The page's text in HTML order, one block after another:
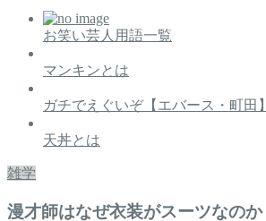
お笑い芸人用語一覧
マンキンとは
ガチでえぐいぞ【エバース・町田】
天丼とは
雑学
漫才師はなぜ衣装がスーツなのか